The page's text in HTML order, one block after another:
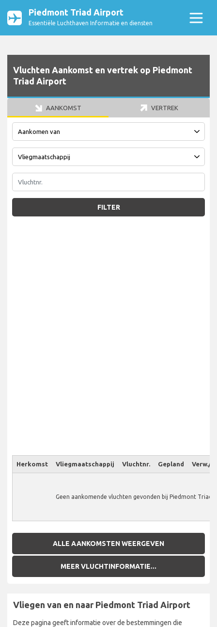
Piedmont Triad Airport
Essentiële Luchthaven Informatie en diensten
Vluchten Aankomst en vertrek op Piedmont
Triad Airport
AANKOMST VERTREK
FILTER
Herkomst Vliegmaatschappij Vluchtnr. Gepland Verw./
Geen aankomende vluchten gevonden bij Piedmont Triad
ALLE AANKOMSTEN WEERGEVEN
MEER VLUCHTINFORMATIE...
Vliegen van en naar Piedmont Triad Airport
Deze pagina geeft informatie over de bestemmingen die